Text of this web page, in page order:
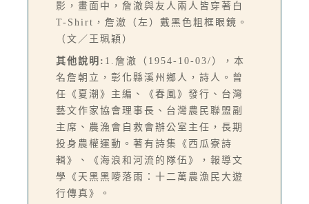
影，畫面中，詹澈與友人兩人皆穿著白
T-Shirt，詹澈（左）戴黑色粗框眼鏡。
（文／王珮穎）
其他說明: 1.詹澈（1954-10-03/），本
名詹朝立，彰化縣溪州鄉人，詩人。曾
任《夏潮》主編、《春風》發行、台灣
藝文作家協會理事長、台灣農民聯盟副
主席、農漁會自救會辦公室主任，長期
投身農權運動。著有詩集《西瓜寮詩
輯》、《海浪和河流的隊伍》，報導文
學《天黑黑嘜落雨：十二萬農漁民大遊
行傳真》。